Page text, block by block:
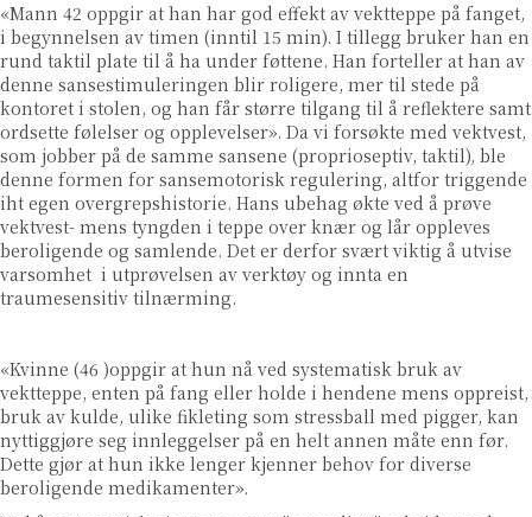
«Mann 42 oppgir at han har god effekt av vektteppe på fanget,
i begynnelsen av timen (inntil 15 min). I tillegg bruker han en
rund taktil plate til å ha under føttene. Han forteller at han av
denne sansestimuleringen blir roligere, mer til stede på
kontoret i stolen, og han får større tilgang til å reflektere samt
ordsette følelser og opplevelser». Da vi forsøkte med vektvest,
som jobber på de samme sansene (proprioseptiv, taktil), ble
denne formen for sansemotorisk regulering, altfor triggende
iht egen overgrepshistorie. Hans ubehag økte ved å prøve
vektvest- mens tyngden i teppe over knær og lår oppleves
beroligende og samlende. Det er derfor svært viktig å utvise
varsomhet i utprøvelsen av verktøy og innta en
traumesensitiv tilnærming.
«Kvinne (46 )oppgir at hun nå ved systematisk bruk av
vektteppe, enten på fang eller holde i hendene mens oppreist,
bruk av kulde, ulike fikleting som stressball med pigger, kan
nyttiggjøre seg innleggelser på en helt annen måte enn før.
Dette gjør at hun ikke lenger kjenner behov for diverse
beroligende medikamenter».